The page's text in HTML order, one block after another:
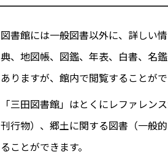
図書館には一般図書以外に、詳しい
典、地図帳、図鑑、年表、白書、名
ありますが、館内で閲覧することがで
「三田図書館」はとくにレファレン
刊行物）、郷土に関する図書（一般
ることができます。